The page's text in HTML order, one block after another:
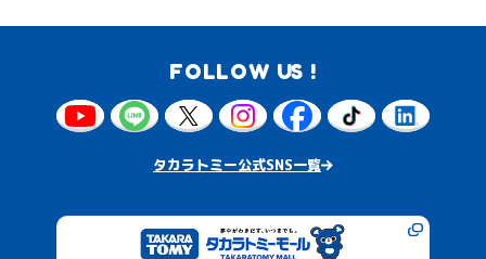
FOLLOW US !
タカラトミー公式SNS一覧